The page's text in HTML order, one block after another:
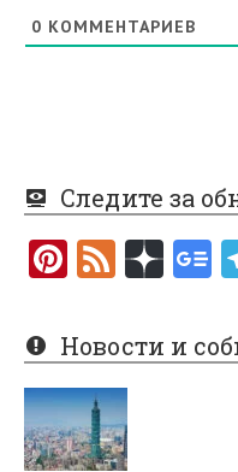
0 КОММЕНТАРИЕВ
Следите за
Pi
er
es
t
F
e
d
Новости и